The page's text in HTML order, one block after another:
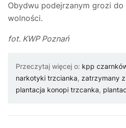
Obydwu podejrzanym grozi do
wolności.
fot. KWP Poznań
Przeczytaj więcej o: kpp
narkotyki trzcianka, zatrzymany
plantacja konopi trzcanka,